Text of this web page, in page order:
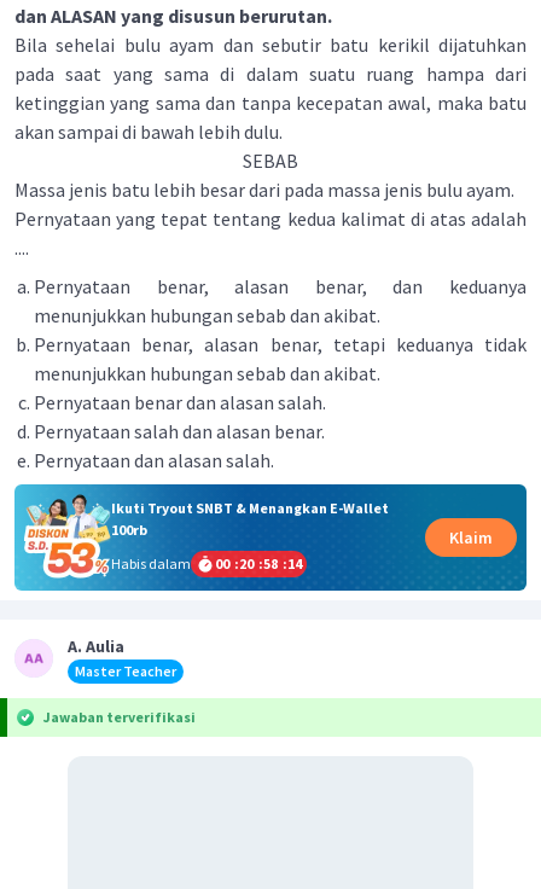
dan ALASAN yang disusun berurutan.
Bila sehelai bulu ayam dan sebutir batu kerikil dijatuhkan
pada saat yang sama di dalam suatu ruang hampa dari
ketinggian yang sama dan tanpa kecepatan awal, maka batu
akan sampai di bawah lebih dulu.
SEBAB
Massa jenis batu lebih besar dari pada massa jenis bulu ayam.
Pernyataan yang tepat tentang kedua kalimat di atas adalah
....
Pernyataan benar, alasan benar, dan keduanya
menunjukkan hubungan sebab dan akibat.
Pernyataan benar, alasan benar, tetapi keduanya tidak
menunjukkan hubungan sebab dan akibat.
Pernyataan benar dan alasan salah.
Pernyataan salah dan alasan benar.
Pernyataan dan alasan salah.
Ikuti Tryout SNBT & Menangkan E-Wallet
100rb
Habis dalam
00 :20 :58 :14
Klaim
A. Aulia
Master Teacher
Jawaban terverifikasi